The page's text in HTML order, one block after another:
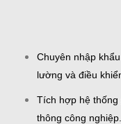
Chuyên nhập
lường và điều
Tích hợp hệ thống
thông công nghiệp.